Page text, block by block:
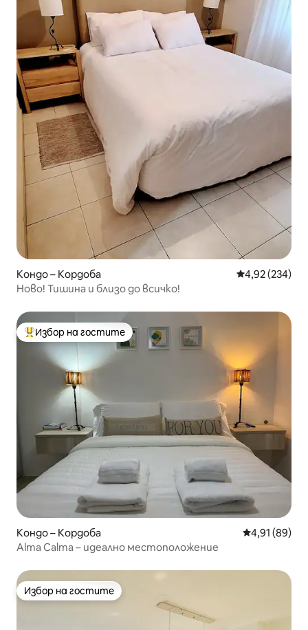
Кондо – Кордоба Средна
4,92 (234)
Ново! Тишина и близо до всичко!
Най-популярен избор на гостите
Избор на гостите
Кондо – Кордоба Средна
4,91 (89)
Alma Calma – идеално местоположение
Избор на гостите
Избор на гостите